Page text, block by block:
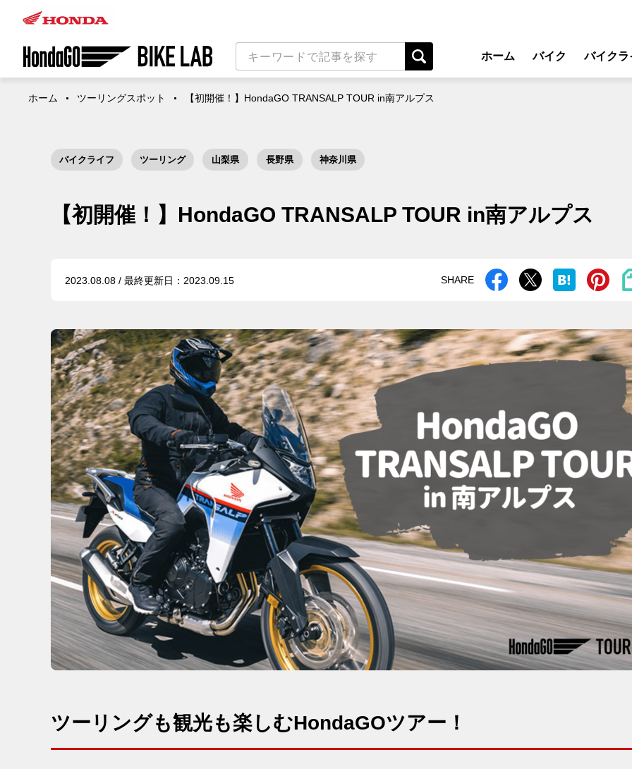
ホーム バイク
ビジネス
バイクラ
レンタル
ホーム ツーリングスポット 【初開催！】HondaGO TRANSALP TOUR in南アルプス
バイクライフ ツーリング 山梨県 長野県 神奈川県
【初開催！】HondaGO TRANSALP TOUR in南アルプス
2023.08.08 / 最終更新日：2023.09.15 SHARE
ツーリングも観光も楽しむHondaGOツアー！